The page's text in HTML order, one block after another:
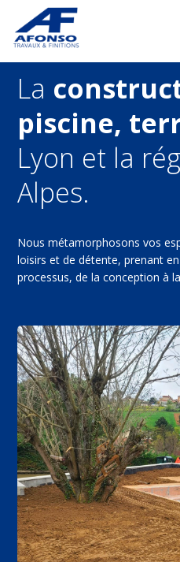
La
piscine,
Lyon et la
Alpes.
Nous métamorphosons vos
loisirs et de détente, prenant en
processus, de la conception à